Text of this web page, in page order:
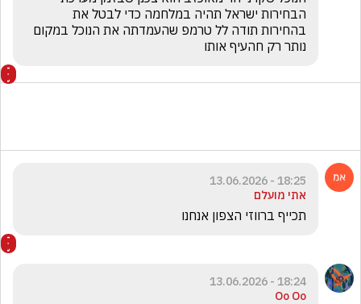
נותר רק חהעיף אותו
18:25 - 13.06.2026
אתי מועלם
תכייף ברווזי הצפון אנחנו
18:24 - 13.06.2026
Oo Oo